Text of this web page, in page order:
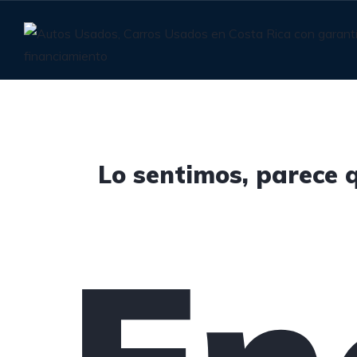
Lo sentimos, parece